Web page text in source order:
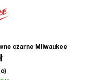
czarne Milwaukee